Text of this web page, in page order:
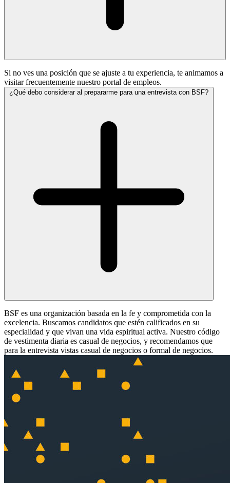
Si no ves una posición que se ajuste a tu experiencia, te animamos a
visitar frecuentemente nuestro portal de empleos.
¿Qué debo considerar al prepararme para una entrevista con BSF?
BSF es una organización basada en la fe y comprometida con la
excelencia. Buscamos candidatos que estén calificados en su
especialidad y que vivan una vida espiritual activa. Nuestro código
de vestimenta diaria es casual de negocios, y recomendamos que
para la entrevista vistas casual de negocios o formal de negocios.